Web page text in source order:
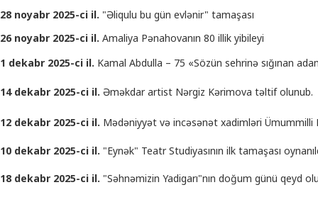
28 noyabr 2025-ci il. "Əliqulu bu gün evlənir" tamaşası
26 noyabr 2025-ci il. Amaliya Pənahovanın 80 illik yibileyi
1 dekabr 2025-ci il. Kamal Abdulla – 75 «Sözün sehrinə sığınan
14 dekabr 2025-ci il. Əməkdar artist Nərgiz Kərimova təltif olunub.
12 dekabr 2025-ci il. Mədəniyyət və incəsənət xadimləri Ümummilli
10 dekabr 2025-ci il. "Eynək" Teatr Studiyasının ilk tamaşası
18 dekabr 2025-ci il. "Səhnəmizin Yadigarı"nın doğum günü qeyd